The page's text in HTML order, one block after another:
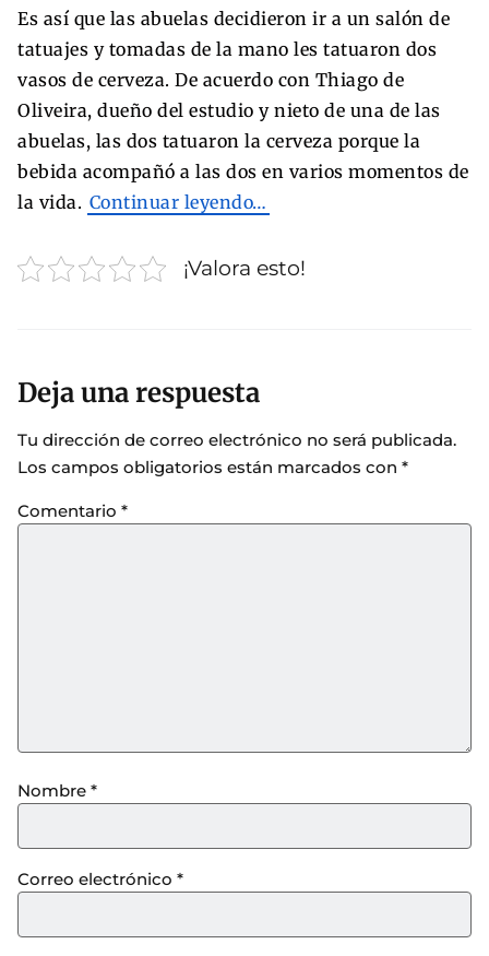
Es así que las abuelas decidieron ir a un salón de
tatuajes y tomadas de la mano les tatuaron dos
vasos de cerveza. De acuerdo con Thiago de
Oliveira, dueño del estudio y nieto de una de las
abuelas, las dos tatuaron la cerveza porque la
bebida acompañó a las dos en varios momentos de
la vida. Continuar leyendo…
¡Valora esto!
Deja una respuesta
Tu dirección de correo electrónico no será publicada.
Los campos obligatorios están marcados con *
Comentario *
Nombre *
Correo electrónico *